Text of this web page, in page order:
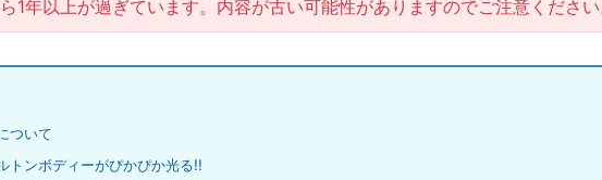
1年以上が過ぎています。内容が古い可能性がありますのでご注意くださ
ついて
トンボディーがぴかぴか光る!!